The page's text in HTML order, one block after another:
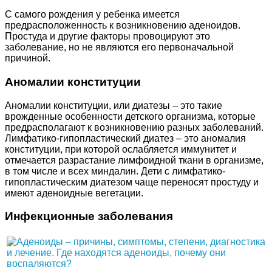
С самого рождения у ребенка имеется
предрасположенность к возникновению аденоидов.
Простуда и другие факторы провоцируют это
заболевание, но не являются его первоначальной
причиной.
Аномалии конституции
Аномалии конституции, или диатезы – это такие
врожденные особенности детского организма, которые
предрасполагают к возникновению разных заболеваний.
Лимфатико-гипопластический диатез – это аномалия
конституции, при которой ослабляется иммунитет и
отмечается разрастание лимфоидной ткани в организме,
в том числе и всех миндалин. Дети с лимфатико-
гипопластическим диатезом чаще переносят простуду и
имеют аденоидные вегетации.
Инфекционные заболевания